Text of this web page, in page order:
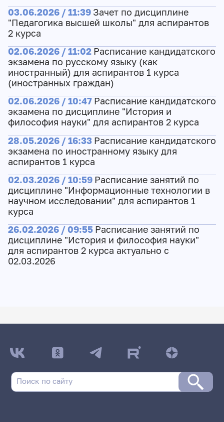
03.06.2026 / 11:39 Зачет по дисциплине
"Педагогика высшей школы" для аспирантов
2 курса
02.06.2026 / 11:02 Расписание кандидатского
экзамена по русскому языку (как
иностранный) для аспирантов 1 курса
(иностранных граждан)
02.06.2026 / 10:47 Расписание кандидатского
экзамена по дисциплине "История и
философия науки" для аспирантов 2 курса
28.05.2026 / 16:33 Расписание кандидатского
экзамена по иностранному языку для
аспирантов 1 курса
02.03.2026 / 10:59 Расписание занятий по
дисциплине "Информационные технологии в
научном исследовании" для аспирантов 1
курса
26.02.2026 / 09:55 Расписание занятий по
дисциплине "История и философия науки"
для аспирантов 2 курса актуально с
02.03.2026